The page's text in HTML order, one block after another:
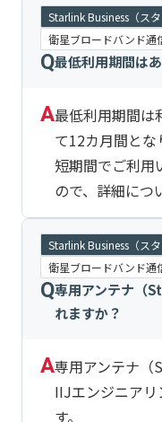
Starlink Business（ス
衛星ブロードバンド通
Q最低利用期間は
A最低利用期間は
て12カ月間とな
短期間でご利用
ので、詳細につ
Starlink Business（ス
衛星ブロードバンド通
Q専用アンテナ（
れますか？
A専用アンテナ
IIJエンジニア
す。